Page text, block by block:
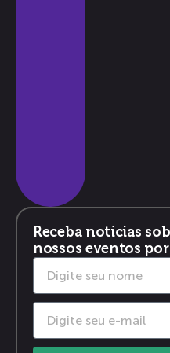
Receba notícias
nossos eventos